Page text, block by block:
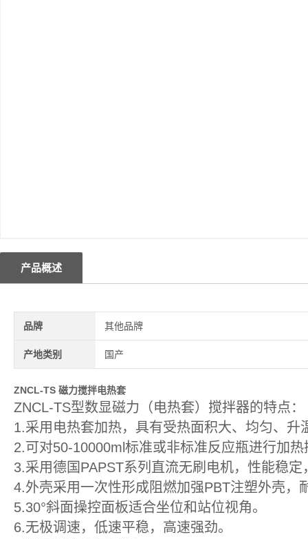
产品概述
品牌 其他品牌
产地类别 国产
ZNCL-TS 磁力搅拌电热套
ZNCL-TS型数显磁力（电热套）搅拌器的特点：
1.采用电热套加热，具有受热面积大、均匀、
2.可对50-10000ml标准或非标准反应瓶进行加热
3.采用德国PAPST系列直流无刷电机，性能稳
4.外壳采用一次性形成阻燃加强PBT注塑外壳，
5.30°斜面操控面板适合坐位和站位视角。
6.无极调速，低速平稳，高速强劲。